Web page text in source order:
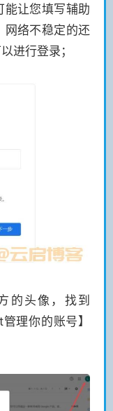
能让您填写辅助
网络不稳定的还
进行登录；
的头像，找到
理你的账号】